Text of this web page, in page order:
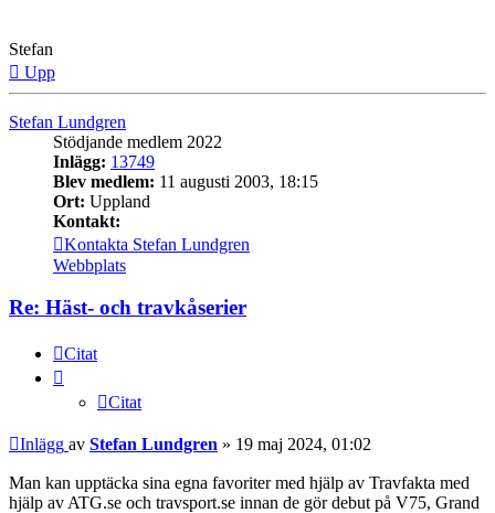
Stefan
Upp
Stefan Lundgren
Stödjande medlem 2022
Inlägg: 13749
Blev medlem: 11 augusti 2003, 18:15
Ort: Uppland
Kontakt:
Kontakta Stefan Lundgren
Webbplats
Re: Häst- och travkåserier
Citat
Citat
Inlägg av Stefan Lundgren » 19 maj 2024, 01:02
Man kan upptäcka sina egna favoriter med hjälp av Travfakta med
hjälp av ATG.se och travsport.se innan de gör debut på V75, Grand